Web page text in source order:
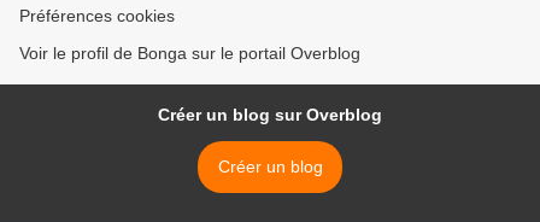
Préférences cookies
Voir le profil de Bonga sur le portail Overblog
Créer un blog sur Overblog
Créer un blog